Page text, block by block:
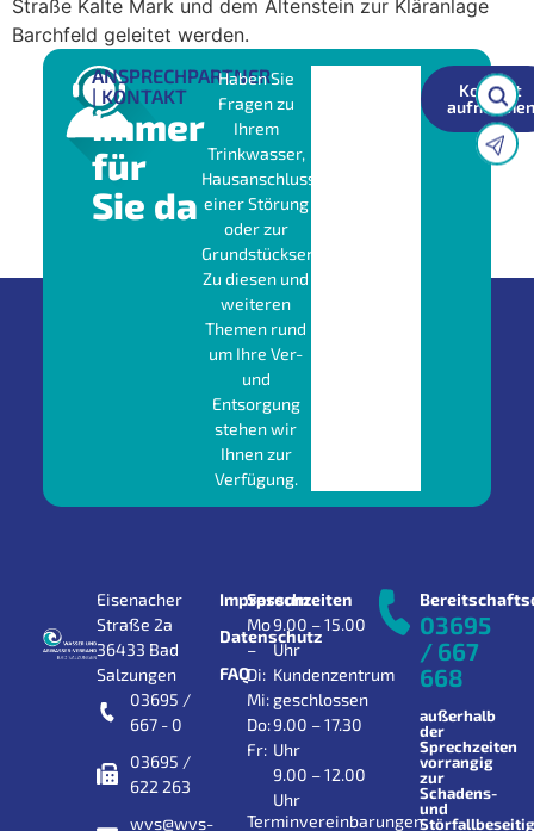
Straße Kalte Mark und dem Altenstein zur Kläranlage
Barchfeld geleitet werden.
ANSPRECHPARTNER
| KONTAKT
Immer
für
Sie da
Haben Sie
Fragen zu
Ihrem
Trinkwasser,
Hausanschluss,
einer Störung
oder zur
Grundstücksentwässerung?
Zu diesen und
weiteren
Themen rund
um Ihre Ver-
und
Entsorgung
stehen wir
Ihnen zur
Verfügung.
Kontakt
aufnehmen
Eisenacher
Straße 2a
36433 Bad
Salzungen
03695 /
667 - 0
03695 /
622 263
wvs@wvs-
Impressum
Datenschutz
FAQ
Sprechzeiten
Mo
–
Di:
Mi:
Do:
Fr:
9.00 – 15.00
Uhr
Kundenzentrum
geschlossen
9.00 – 17.30
Uhr
9.00 – 12.00
Uhr
Terminvereinbarungen
03695
/ 667
668
außerhalb
der
Sprechzeiten
vorrangig
zur
Schadens-
und